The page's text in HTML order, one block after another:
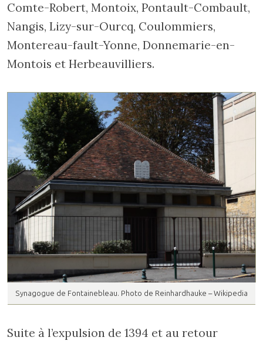
Comte-Robert, Montoix, Pontault-Combault,
Nangis, Lizy-sur-Ourcq, Coulommiers,
Montereau-fault-Yonne, Donnemarie-en-
Montois et Herbeauvilliers.
Synagogue de Fontainebleau. Photo de Reinhardhauke – Wikipedia
Suite à l’expulsion de 1394 et au retour